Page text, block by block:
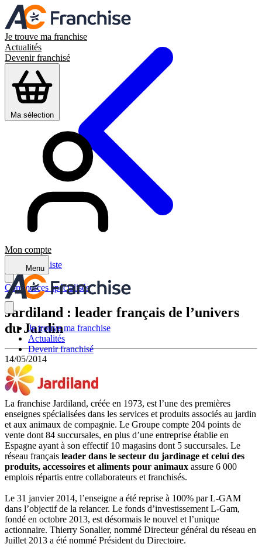
Je trouve ma franchise
Actualités
Devenir franchisé
Ma sélection
Mon compte
Menu
Je trouve ma franchise
Actualités
Devenir franchisé
Retour à la liste
Commerces spécialisés
Jardiland : leader français de l’univers
du Jardin
14/05/2014
La franchise Jardiland, créée en 1973, est l’une des premières
enseignes spécialisées dans les services et produits associés au jardin
et aux animaux de compagnie. Le Groupe compte 204 points de
vente dont 84 succursales, en plus d’une entreprise établie en
Espagne ayant à son effectif 10 magasins dont 5 succursales. Le
réseau français leader dans le secteur du jardinage et celui des
produits, accessoires et aliments pour animaux assure 6 000
emplois répartis entre collaborateurs et franchisés.
Le 31 janvier 2014, l’enseigne a été reprise à 100% par L-GAM
dans l’objectif de la relancer. Le fonds d’investissement L-Gam,
fondé en octobre 2013, est désormais le nouvel et l’unique
actionnaire. Thierry Sonalier, nommé Directeur général du réseau en
Juillet 2013 a été nommé Président du Directoire.